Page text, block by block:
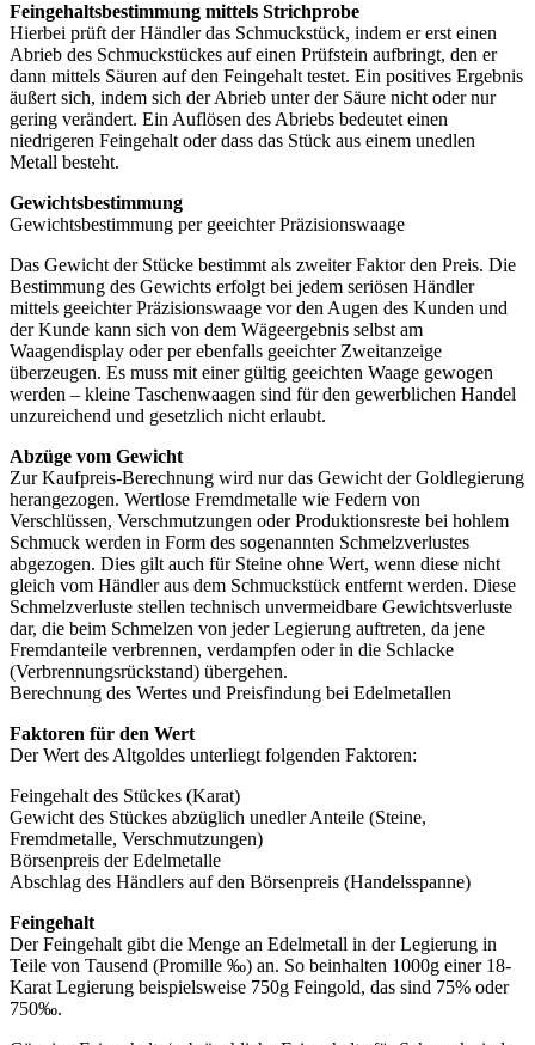
Feingehaltsbestimmung mittels Strichprobe
Hierbei prüft der Händler das Schmuckstück, indem er erst einen
Abrieb des Schmuckstückes auf einen Prüfstein aufbringt, den er
dann mittels Säuren auf den Feingehalt testet. Ein positives Ergebnis
äußert sich, indem sich der Abrieb unter der Säure nicht oder nur
gering verändert. Ein Auflösen des Abriebs bedeutet einen
niedrigeren Feingehalt oder dass das Stück aus einem unedlen
Metall besteht.
Gewichtsbestimmung
Gewichtsbestimmung per geeichter Präzisionswaage
Das Gewicht der Stücke bestimmt als zweiter Faktor den Preis. Die
Bestimmung des Gewichts erfolgt bei jedem seriösen Händler
mittels geeichter Präzisionswaage vor den Augen des Kunden und
der Kunde kann sich von dem Wägeergebnis selbst am
Waagendisplay oder per ebenfalls geeichter Zweitanzeige
überzeugen. Es muss mit einer gültig geeichten Waage gewogen
werden – kleine Taschenwaagen sind für den gewerblichen Handel
unzureichend und gesetzlich nicht erlaubt.
Abzüge vom Gewicht
Zur Kaufpreis-Berechnung wird nur das Gewicht der Goldlegierung
herangezogen. Wertlose Fremdmetalle wie Federn von
Verschlüssen, Verschmutzungen oder Produktionsreste bei hohlem
Schmuck werden in Form des sogenannten Schmelzverlustes
abgezogen. Dies gilt auch für Steine ohne Wert, wenn diese nicht
gleich vom Händler aus dem Schmuckstück entfernt werden. Diese
Schmelzverluste stellen technisch unvermeidbare Gewichtsverluste
dar, die beim Schmelzen von jeder Legierung auftreten, da jene
Fremdanteile verbrennen, verdampfen oder in die Schlacke
(Verbrennungsrückstand) übergehen.
Berechnung des Wertes und Preisfindung bei Edelmetallen
Faktoren für den Wert
Der Wert des Altgoldes unterliegt folgenden Faktoren:
Feingehalt des Stückes (Karat)
Gewicht des Stückes abzüglich unedler Anteile (Steine,
Fremdmetalle, Verschmutzungen)
Börsenpreis der Edelmetalle
Abschlag des Händlers auf den Börsenpreis (Handelsspanne)
Feingehalt
Der Feingehalt gibt die Menge an Edelmetall in der Legierung in
Teile von Tausend (Promille ‰) an. So beinhalten 1000g einer 18-
Karat Legierung beispielsweise 750g Feingold, das sind 75% oder
750‰.